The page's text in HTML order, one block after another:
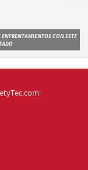
ENFRENTAMIENTOS CON ESTE